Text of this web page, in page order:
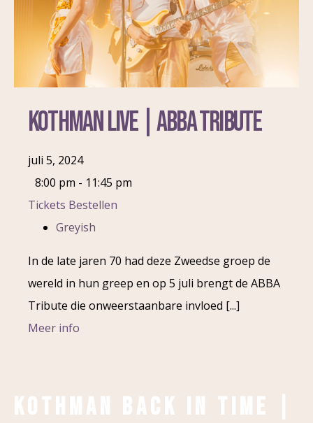
Kothman Live | Abba Tribute
juli 5, 2024
8:00 pm - 11:45 pm
Tickets Bestellen
Greyish
In de late jaren 70 had deze Zweedse groep de
wereld in hun greep en op 5 juli brengt de ABBA
Tribute die onweerstaanbare invloed [...]
Meer info
Kothman Back in Time |